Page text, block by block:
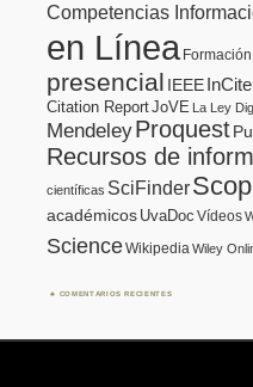
Competencias
en Línea
presencial IEEE InCite
Citation ReportJoVE La Ley
MendeleyProquest
Recursos de
científicas SciFinder
académicos UvaDoc Vídeos
ScienceWikipediaWiley
COMENTARIOS RECIENTES